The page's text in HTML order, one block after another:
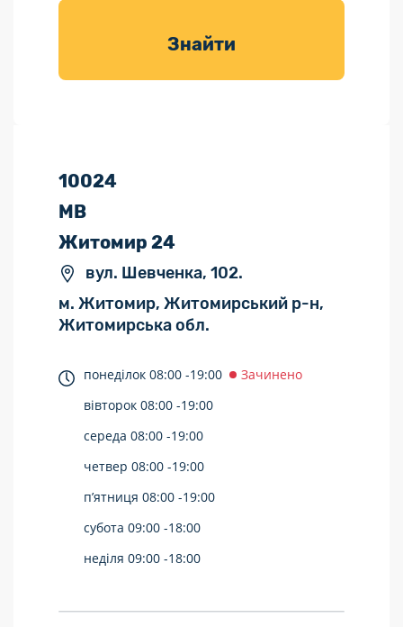
товарів для
Знайти
10024
МВ
Житомир 24
вул. Шевченка, 102.
м. Житомир, Житомирський р-н,
Житомирська обл.
понеділок 08:00 -19:00
Зачинено
вівторок 08:00 -19:00
середа 08:00 -19:00
четвер 08:00 -19:00
п’ятниця 08:00 -19:00
субота 09:00 -18:00
неділя 09:00 -18:00